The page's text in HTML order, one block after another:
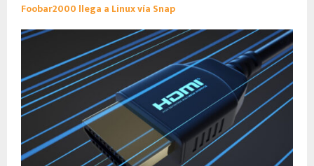
Foobar2000 llega a Linux vía Snap